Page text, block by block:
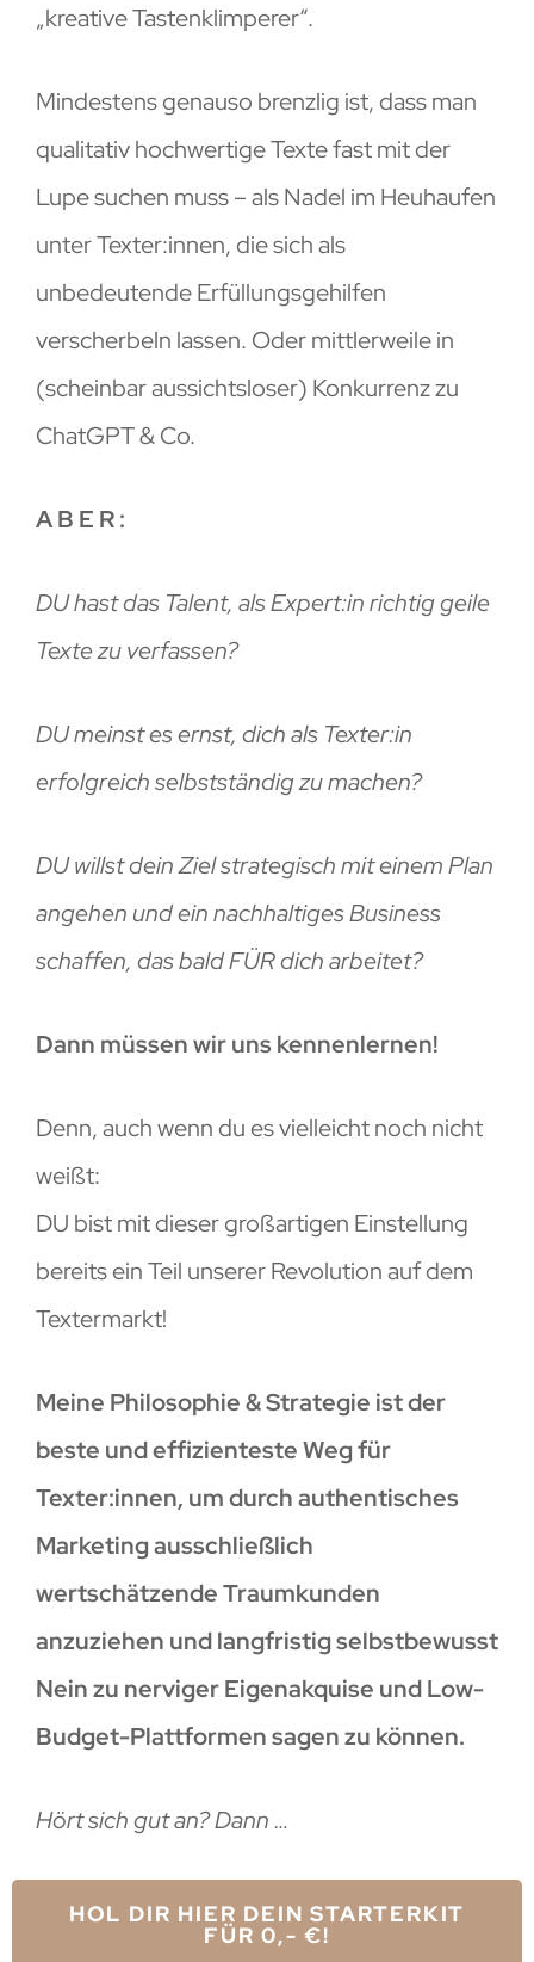
„kreative Tastenklimperer“.
Mindestens genauso brenzlig ist, dass man
qualitativ hochwertige Texte fast mit der
Lupe suchen muss – als Nadel im Heuhaufen
unter Texter:innen, die sich als
unbedeutende Erfüllungsgehilfen
verscherbeln lassen. Oder mittlerweile in
(scheinbar aussichtsloser) Konkurrenz zu
ChatGPT & Co.
A B E R :
DU hast das Talent, als Expert:in richtig geile
Texte zu verfassen?
DU meinst es ernst, dich als Texter:in
erfolgreich selbstständig zu machen?
DU willst dein Ziel strategisch mit einem Plan
angehen und ein nachhaltiges Business
schaffen, das bald FÜR dich arbeitet?
Dann müssen wir uns kennenlernen!
Denn, auch wenn du es vielleicht noch nicht
weißt:
DU bist mit dieser großartigen Einstellung
bereits ein Teil unserer Revolution auf dem
Textermarkt!
Meine Philosophie & Strategie ist der
beste und effizienteste Weg für
Texter:innen, um durch authentisches
Marketing ausschließlich
wertschätzende Traumkunden
anzuziehen und langfristig selbstbewusst
Nein zu nerviger Eigenakquise und Low-
Budget-Plattformen sagen zu können.
Hört sich gut an? Dann …
HOL DIR HIER DEIN STARTERKIT
FÜR 0,- €!